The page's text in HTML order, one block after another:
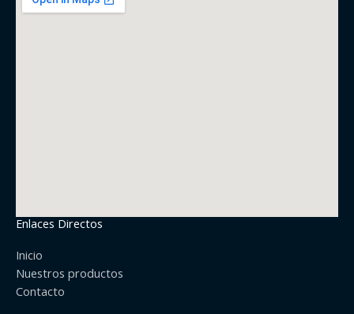
Enlaces Directos
Inicio
Nuestros productos
Contacto